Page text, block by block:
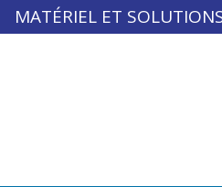
MATÉRIEL ET